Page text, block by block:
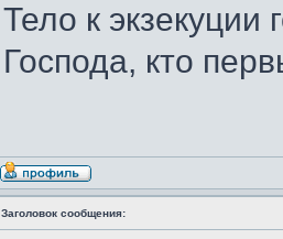
Тело к экзекуции
Господа, кто
Заголовок сообщения: